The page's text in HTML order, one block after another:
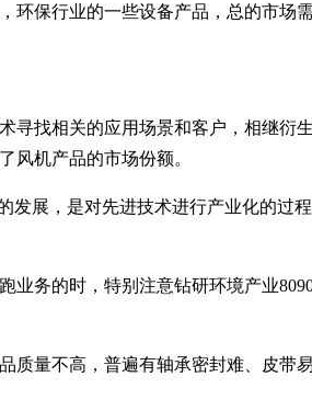
保行业的一些设备产品，总的市场
找相关的应用场景和客户，相继衍
风机产品的市场份额。
展，是对先进技术进行产业化的过
业务的时，特别注意钻研环境产业
量不高，普遍有轴承密封难、皮带